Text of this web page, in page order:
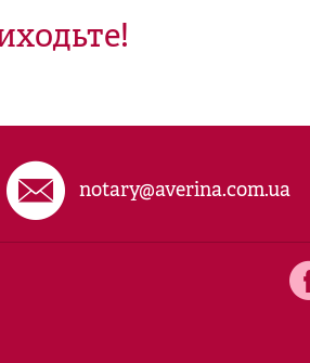
notary@averina.com.ua